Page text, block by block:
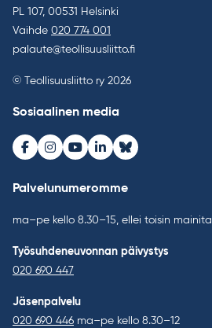
PL 107, 00531 Helsinki
Vaihde 020 774 001
palaute@teollisuusliitto.fi
© Teollisuusliitto ry 2026
Sosiaalinen media
Facebook
Instagram
Youtube
LinkedInBluesky
Palvelunumeromme
ma–pe kello 8.30–15, ellei toisin mainita
Työsuhdeneuvonnan päivystys
020 690 447
Jäsenpalvelu
020 690 446 ma–pe kello 8.30–12